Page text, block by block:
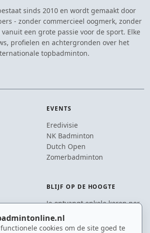
cookies om de site goed te
sinds 2010 en wordt gemaakt door
- zonder commercieel oogmerk, zonder
een grote passie voor de sport. Elke
profielen en achtergronden over het
topbadminton.
EVENTS
Eredivisie
NK Badminton
Dutch Open
Zomerbadminton
BLIJF OP DE HOOGTE
Je ontvangt enkele keren per
jaar een e-mail met het
laatste badmintonnieuws.